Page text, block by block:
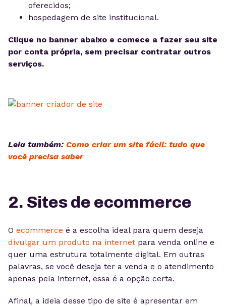
oferecidos;
hospedagem de site institucional.
Clique no banner abaixo e comece a fazer seu site
por conta própria, sem precisar contratar outros
serviços.
Leia também: Como criar um site fácil: tudo que
você precisa saber
2. Sites de ecommerce
O ecommerce é a escolha ideal para quem deseja
divulgar um produto na internet para venda online e
quer uma estrutura totalmente digital. Em outras
palavras, se você deseja ter a venda e o atendimento
apenas pela internet, essa é a opção certa.
Afinal, a ideia desse tipo de site é apresentar em